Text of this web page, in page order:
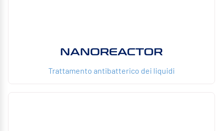
NANOREACTOR
Trattamento antibatterico dei liquidi